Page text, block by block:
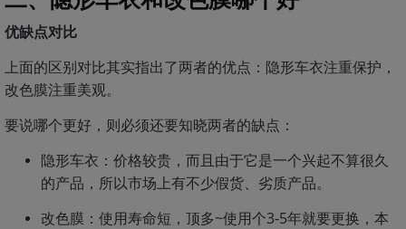
优缺点对比
上面的区别对比其实指出了两者的优点：隐形车衣注重保护，
改色膜注重美观。
要说哪个更好，则必须还要知晓两者的缺点：
隐形车衣：价格较贵，而且由于它是一个兴起不算很久
的产品，所以市场上有不少假货、劣质产品。
改色膜：使用寿命短，顶多~使用个3-5年就要更换，本